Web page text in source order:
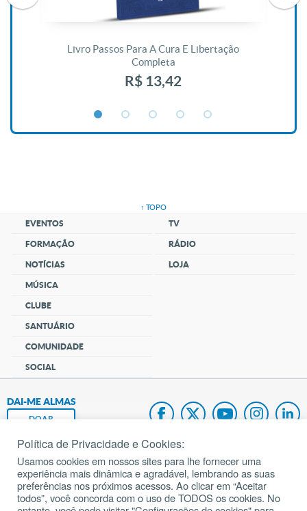
Livro Passos Para A Cura E Libertação
Completa
R$ 13,42
↑ TOPO
EVENTOS
FORMAÇÃO
NOTÍCIAS
MÚSICA
CLUBE
SANTUÁRIO
COMUNIDADE
SOCIAL
TV
RÁDIO
LOJA
DAI-ME ALMAS
DOAR
Fundação João Paulo II
Pedido de Oração
Mapa do site
Política de Privacidade e Cookies:
Usamos cookies em nossos sites para lhe fornecer uma
experiência mais dinâmica e agradável, lembrando as suas
preferências nos próximos acessos. Ao clicar em “Aceitar
todos”, você concorda com o uso de TODOS os cookies. No